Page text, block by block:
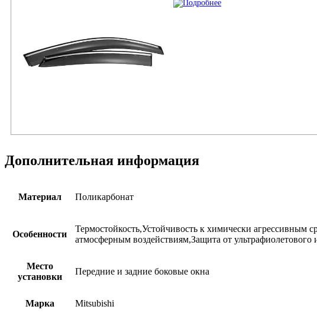
Дополнительная информация
Материал Поликарбонат
Особенности
Термостойкость,Устойчивость к химически агрессивным
атмосферным воздействиям,Защита от
Место
установки
Передние и задние боковые окна
Марка Mitsubishi